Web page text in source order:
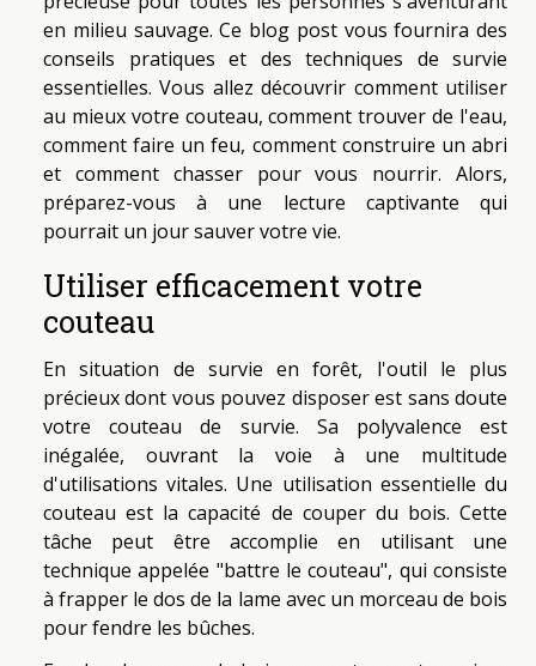
en milieu sauvage. Ce blog post vous fournira des
conseils pratiques et des techniques de survie
essentielles. Vous allez découvrir comment utiliser
au mieux votre couteau, comment trouver de l'eau,
comment faire un feu, comment construire un abri
et comment chasser pour vous nourrir. Alors,
préparez-vous à une lecture captivante qui
pourrait un jour sauver votre vie.
Utiliser efficacement votre
couteau
En situation de survie en forêt, l'outil le plus
précieux dont vous pouvez disposer est sans doute
votre couteau de survie. Sa polyvalence est
inégalée, ouvrant la voie à une multitude
d'utilisations vitales. Une utilisation essentielle du
couteau est la capacité de couper du bois. Cette
tâche peut être accomplie en utilisant une
technique appelée "battre le couteau", qui consiste
à frapper le dos de la lame avec un morceau de bois
pour fendre les bûches.